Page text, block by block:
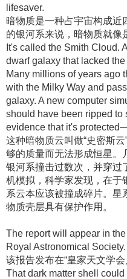
lifesaver.
暗物质是一种占宇宙构成近
的银河系来说，暗物质就像
It's called the Smith Cloud.
dwarf galaxy that lacked
Many millions of years ago
with the Milky Way and
galaxy. A new computer
should have been ripped to
evidence that it's
这种暗物质云叫做“史密斯云
够的质量而无法形成恒星 。
银河系撞击过数次，并穿过
机模拟，科学家发现，在于
系云本应该被撞成碎片。星
物质壳层具有保护作用 。
The report will appear in
Royal Astronomical Society.
该报告发布在“皇家天文学会
That dark matter shell